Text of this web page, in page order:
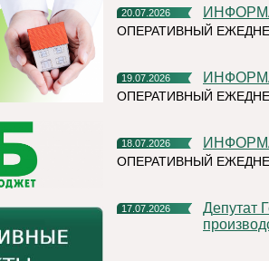
20.07.2026
ОПЕРАТИВНЫЙ
19.07.2026
ОПЕРАТИВНЫЙ
18.07.2026
ОПЕРАТИВНЫЙ
17.07.2026
Депутат Госдумы Мария Бутина познакомилась с